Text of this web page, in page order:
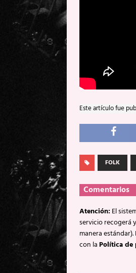
Este artículo fue
FOLK
Comentarios
Atención:El
servicio recogerá
manera
con laPolítica de